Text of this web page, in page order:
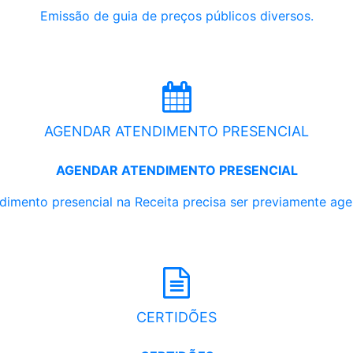
Emissão de guia de preços públicos diversos.
AGENDAR ATENDIMENTO PRESENCIAL
AGENDAR ATENDIMENTO PRESENCIAL
presencial na Receita precisa ser previamente
CERTIDÕES